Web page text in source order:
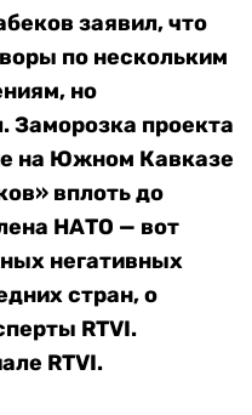
заявил, что
по нескольким
но
Заморозка проекта
на Южном Кавказе
вплоть до
НАТО — вот
негативных
стран, о
RTVI.
RTVI.